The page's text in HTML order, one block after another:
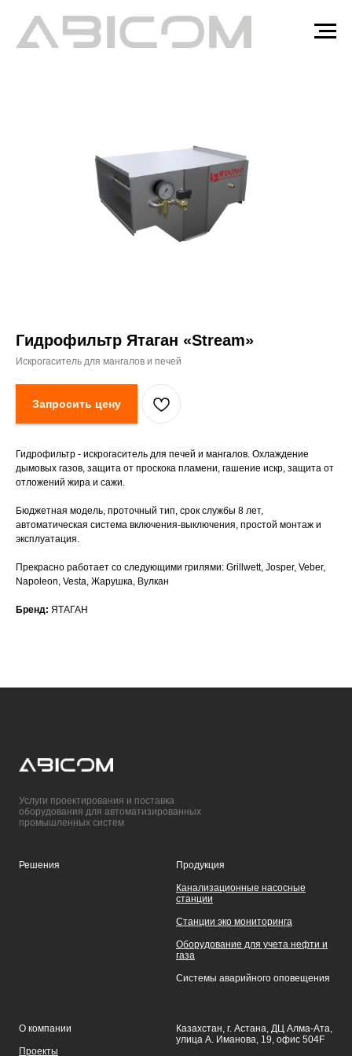
Гидрофильтр Ятаган «Stream»
Искрогаситель для мангалов и печей
Запросить цену
Гидрофильтр - искрогаситель для печей и мангалов. Охлаждение
дымовых газов, защита от проскока пламени, гашение искр, защита от
отложений жира и сажи.
Бюджетная модель, проточный тип, срок службы 8 лет,
автоматическая система включения-выключения, простой монтаж и
эксплуатация.
Прекрасно работает со следующими грилями: Grillwett, Josper, Veber,
Napoleon, Vesta, Жарушка, Вулкан
Бренд: ЯТАГАН
Услуги проектирования и поставка
оборудования для автоматизированных
промышленных систем
Решения Продукция
Канализационные насосные
станции
Станции эко мониторинга
Оборудование для учета нефти и
газа
Системы аварийного оповещения
О компании
Проекты
Казахстан, г. Астана, ДЦ Алма-Ата,
улица А. Иманова, 19, офис 504F